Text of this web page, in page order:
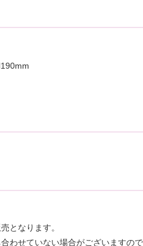
となります。
わせていない場合がございますの